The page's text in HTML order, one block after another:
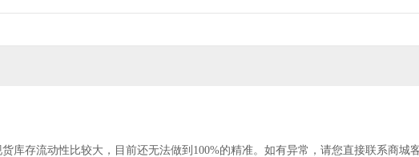
库存流动性比较大，目前还无法做到100%的精准。如有异常，请您直接联系商城